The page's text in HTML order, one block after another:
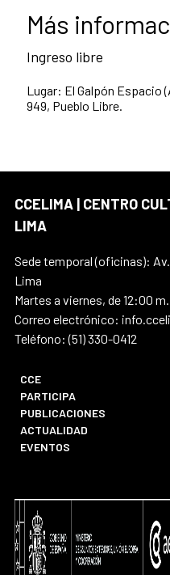
Más
Ingreso libre
Lugar: El Galpón Espacio
949, Pueblo Libre.
CCELIMA | CENTRO
LIMA
Sede temporal (oficinas):
Lima
Martes a viernes, de 12:00
Correo electrónico:
Teléfono: (51) 330-0412
CCE
PARTICIPA
PUBLICACIONES
ACTUALIDAD
EVENTOS